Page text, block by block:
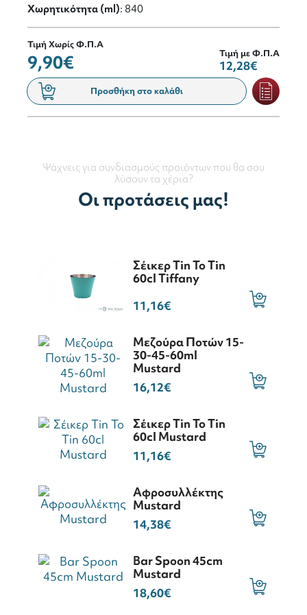
Χωρητικότητα (ml): 840
Τιμή Χωρίς Φ.Π.Α
9,90€ Τιμή με Φ.Π.Α
12,28€
Προσθήκη στο καλάθι
Ψάχνεις για συνδιασμούς προιόντων που θα σου
λύσουν τα χέρια?
Οι προτάσεις μας!
Σέικερ Tin To Tin
60cl Tiffany
11,16€
Μεζούρα Ποτών 15-
30-45-60ml
Mustard
16,12€
Σέικερ Tin To Tin
60cl Mustard
11,16€
Αφροσυλλέκτης
Mustard
14,38€
Bar Spoon 45cm
Mustard
18,60€